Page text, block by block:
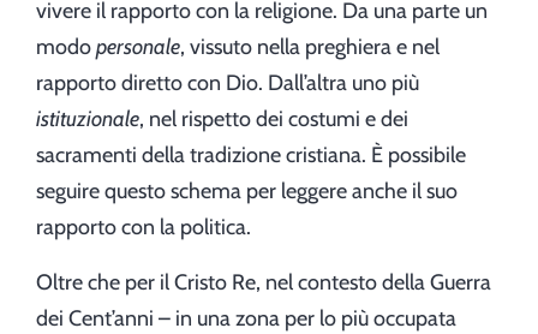
vivere il rapporto con la religione. Da una parte un
modopersonale, vissuto nella preghiera e nel
rapporto diretto con Dio. Dall’altra uno più
istituzionale, nel rispetto dei costumi e dei
sacramenti della tradizione cristiana. È possibile
seguire questo schema per leggere anche il suo
rapporto con la politica.
Oltre che per il Cristo Re, nel contesto della Guerra
dei Cent’anni – in una zona per lo più occupata